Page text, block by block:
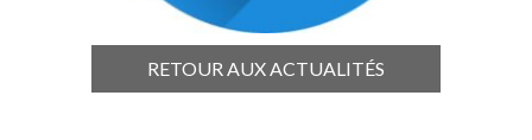
RETOUR AUX ACTUALITÉS